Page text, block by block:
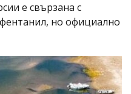
е свързана с
но официално